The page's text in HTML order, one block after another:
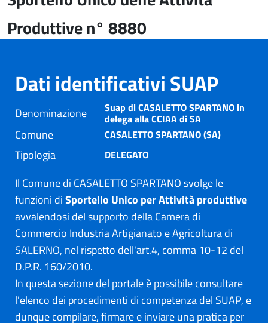
Produttive n° 8880
Dati identificativi SUAP
Denominazione Suap di CASALETTO SPARTANO in
delega alla CCIAA di SA
Comune CASALETTO SPARTANO (SA)
Tipologia DELEGATO
Il Comune di CASALETTO SPARTANO svolge le
funzioni diSportello Unico per Attività produttive
avvalendosi del supporto della Camera di
Commercio Industria Artigianato e Agricoltura di
SALERNO, nel rispetto dell'art.4, comma 10-12 del
D.P.R. 160/2010.
In questa sezione del portale è possibile consultare
l'elenco dei procedimenti di competenza del SUAP, e
dunque compilare, firmare e inviare una pratica per